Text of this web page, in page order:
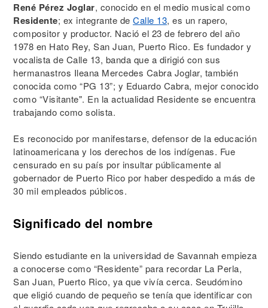
René Pérez Joglar, conocido en el medio musical como
Residente; ex integrante de Calle 13, es un rapero,
compositor y productor. Nació el 23 de febrero del año
1978 en Hato Rey, San Juan, Puerto Rico. Es fundador y
vocalista de Calle 13, banda que a dirigió con sus
hermanastros Ileana Mercedes Cabra Joglar, también
conocida como “PG 13”; y Eduardo Cabra, mejor conocido
como “Visitante". En la actualidad Residente se encuentra
trabajando como solista.
Es reconocido por manifestarse, defensor de la educación
latinoamericana y los derechos de los indígenas. Fue
censurado en su país por insultar públicamente al
gobernador de Puerto Rico por haber despedido a más de
30 mil empleados públicos.
Significado del nombre
Siendo estudiante en la universidad de Savannah empieza
a conocerse como “Residente” para recordar La Perla,
San Juan, Puerto Rico, ya que vivía cerca. Seudómino
que eligió cuando de pequeño se tenía que identificar con